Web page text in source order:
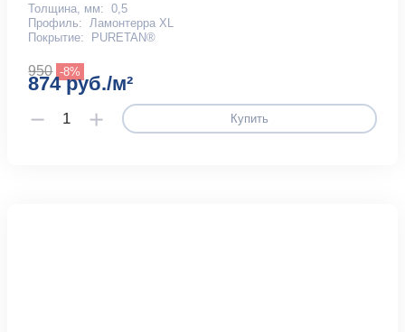
Толщина, мм: 0,5
Профиль:
Ламонтерра XL
Покрытие:
PURETAN®
950 -8%
874 руб./м²
Купить